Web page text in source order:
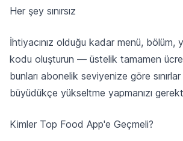
Her şey sınırsız
İhtiyacınız olduğu kadar menü, bölüm,
kodu oluşturun — üstelik tamamen
bunları abonelik seviyenize göre
büyüdükçe yükseltme yapmanızı
Kimler Top Food App'e Geçmeli?